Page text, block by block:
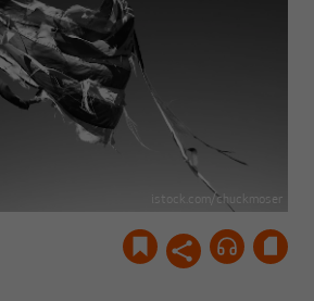
istock.com/chuckmoser